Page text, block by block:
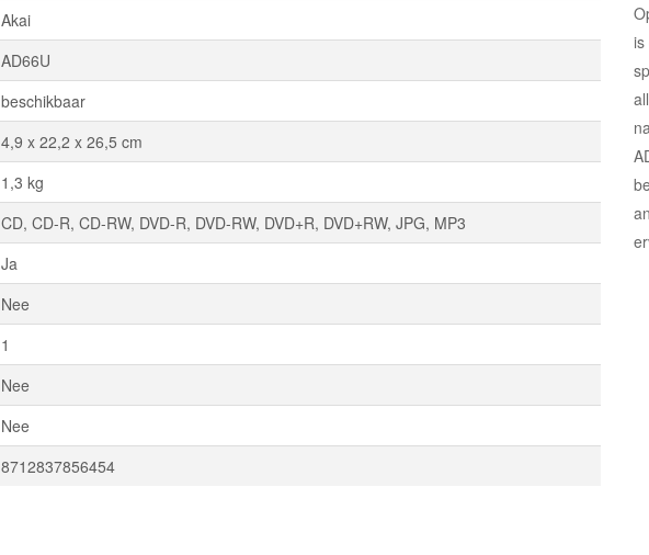
Akai
AD66U
beschikbaar
4,9 x 22,2 x 26,5 cm
1,3 kg
CD, CD-R, CD-RW, DVD-R, DVD-RW, DVD+R, DVD+RW, JPG, MP3
Ja
Nee
1
Nee
Nee
8712837856454
is